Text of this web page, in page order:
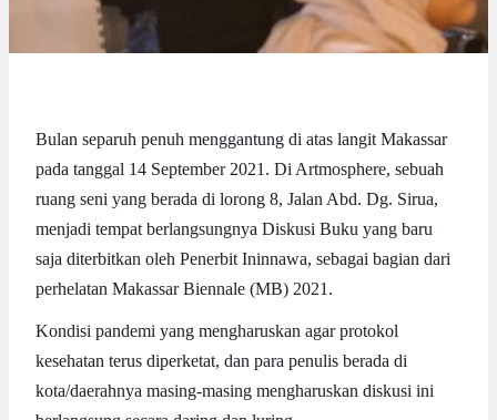
Bulan separuh penuh menggantung di atas langit Makassar
pada tanggal 14 September 2021. Di Artmosphere, sebuah
ruang seni yang berada di lorong 8, Jalan Abd. Dg. Sirua,
menjadi tempat berlangsungnya Diskusi Buku yang baru
saja diterbitkan oleh Penerbit Ininnawa, sebagai bagian dari
perhelatan Makassar Biennale (MB) 2021.
Kondisi pandemi yang mengharuskan agar protokol
kesehatan terus diperketat, dan para penulis berada di
kota/daerahnya masing-masing mengharuskan diskusi ini